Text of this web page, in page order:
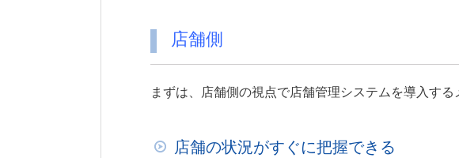
店舗側
まずは、店舗側の視点で店舗管理システムを導入する
店舗の状況がすぐに把握できる